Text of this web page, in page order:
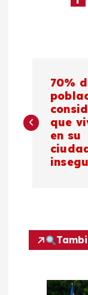
v
c
70%
que
en su